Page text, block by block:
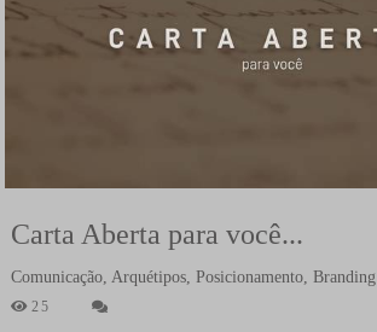
Carta Aberta para você...
Comunicação, Arquétipos, Posicionamento, Branding
25